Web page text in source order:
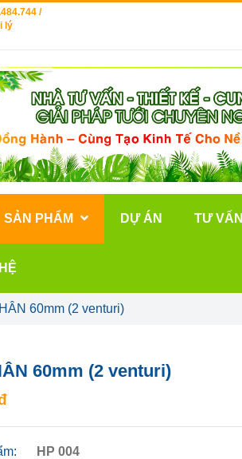
60mm (2 venturi)
HP 004
60mm (2 venturi)
/
lý
SẢN PHẨM DỰ ÁN TƯ VẤN